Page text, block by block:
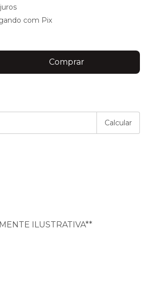
com Pix
Calcular
ILUSTRATIVA**